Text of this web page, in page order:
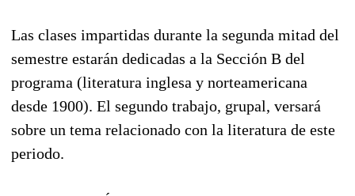
Las clases impartidas durante la segunda mitad del
semestre estarán dedicadas a la Sección B del
programa (literatura inglesa y norteamericana
desde 1900). El segundo trabajo, grupal, versará
sobre un tema relacionado con la literatura de este
periodo.